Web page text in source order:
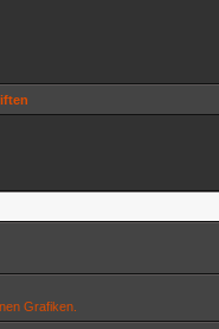
Grafiken.